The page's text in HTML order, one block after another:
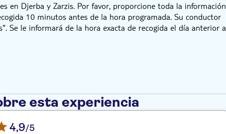
en Djerba y Zarzis. Por favor, proporcione toda la información
10 minutos antes de la hora programada. Su conductor
Se le informará de la hora exacta de recogida el día anterior a
esta experiencia
4,9/5